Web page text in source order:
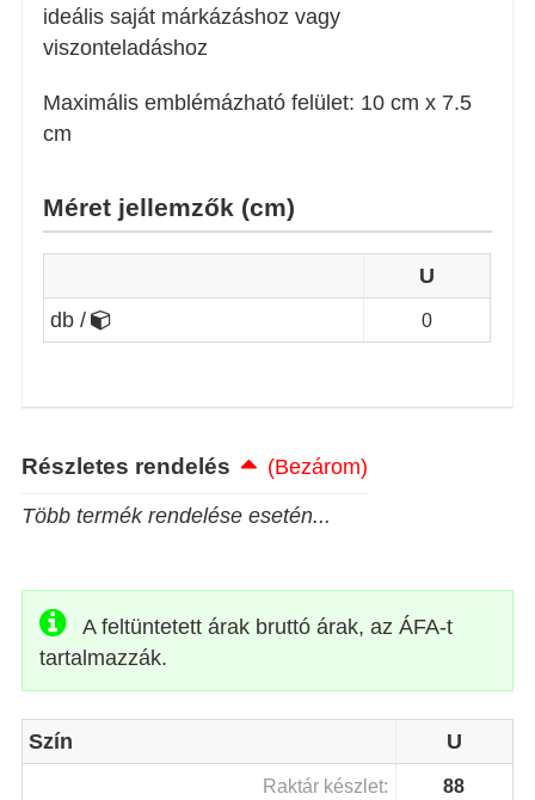
ideális saját márkázáshoz vagy
viszonteladáshoz
Maximális emblémázható felület: 10 cm x 7.5
cm
Méret jellemzők (cm)
U
db /
0
Részletes rendelés
(Bezárom)
Több termék rendelése esetén...
A feltüntetett árak bruttó árak, az ÁFA-t
tartalmazzák.
Szín U
Raktár készlet:
88